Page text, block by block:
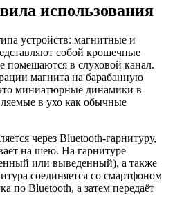
использования
устройств: магнитные и
собой крошечные
помещаются в слуховой канал.
магнита на барабанную
миниатюрные динамики в
в ухо как обычные
через Bluetooth-гарнитуру,
на шею. На гарнитуре
или выведенный), а также
соединяется со смартфоном
по Bluetooth, а затем передаёт